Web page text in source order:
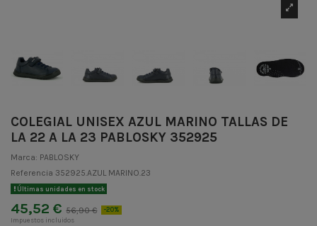
COLEGIAL UNISEX AZUL MARINO TALLAS DE
LA 22 A LA 23 PABLOSKY 352925
Marca: PABLOSKY
Referencia 352925.AZUL MARINO.23
Últimas unidades en stock
45,52 € 56,90 € -20%
Impuestos incluidos